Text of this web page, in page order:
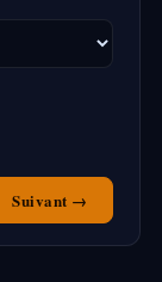
Suivant →